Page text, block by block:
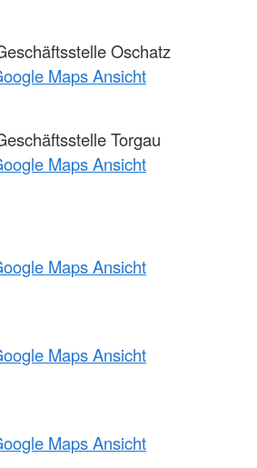
Oschatz
Maps Ansicht
Torgau
Maps Ansicht
Maps Ansicht
Maps Ansicht
Maps Ansicht